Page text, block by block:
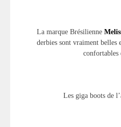
La marque Brésilienne
derbies sont vraiment belles
confortables
Les giga boots de